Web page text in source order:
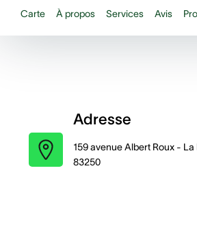
Carte À propos Services Avis
Adresse
159 avenue Albert Roux -
83250